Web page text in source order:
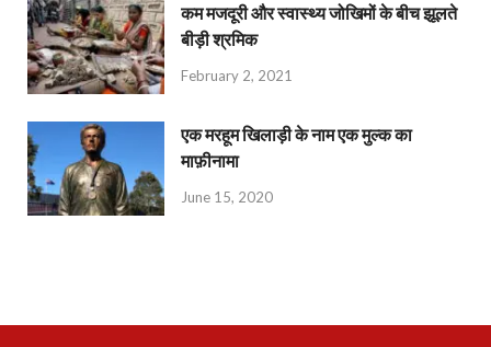
कम मजदूरी और स्वास्थ्य जोखिमों के बीच झूलते
बीड़ी श्रमिक
February 2, 2021
एक मरहूम खिलाड़ी के नाम एक मुल्क का
माफ़ीनामा
June 15, 2020